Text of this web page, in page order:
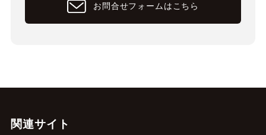
お問合せフォームはこちら
関連サイト